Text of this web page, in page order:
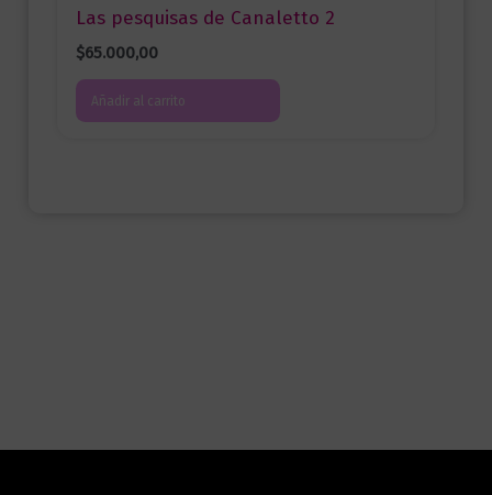
Las pesquisas de Canaletto 2
$65.000,00
Añadir al carrito